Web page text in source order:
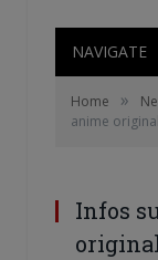
NAVIGATE
Home »
anime
Infos